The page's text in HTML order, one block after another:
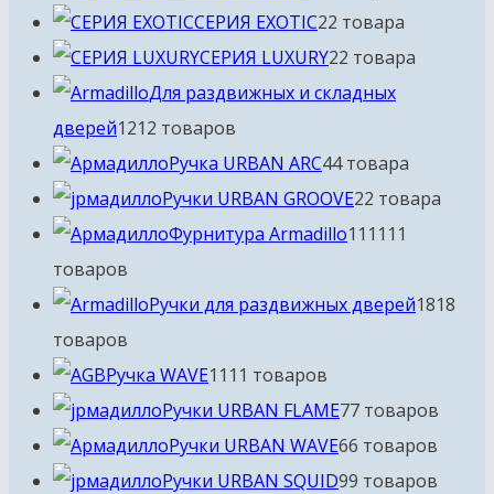
СЕРИЯ EXOTIC22 товара
СЕРИЯ LUXURY22 товара
Для раздвижных и складных
дверей1212 товаров
Ручка URBAN ARC44 товара
Ручки URBAN GROOVE22 товара
Фурнитура Armadillo111 111
товаров
Ручки для раздвижных дверей1818
товаров
Ручка WAVE11 11 товаров
Ручки URBAN FLAME77 товаров
Ручки URBAN WAVE66 товаров
Ручки URBAN SQUID99 товаров